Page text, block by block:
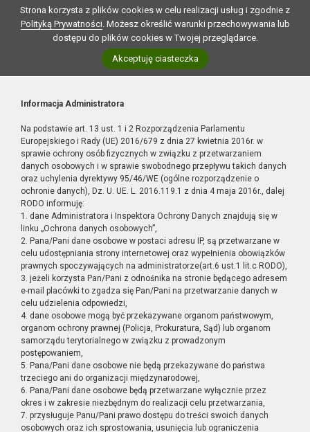
Strona korzysta z plików cookies w celu realizacji usług i zgodnie z
Polityką Prywatności. Możesz określić warunki przechowywania lub
dostępu do plików cookies w Twojej przeglądarce.
Akceptuję ciasteczka
Informacja Administratora
Na podstawie art. 13 ust. 1 i 2 Rozporządzenia Parlamentu
Europejskiego i Rady (UE) 2016/679 z dnia 27 kwietnia 2016r. w
sprawie ochrony osób fizycznych w związku z przetwarzaniem
danych osobowych i w sprawie swobodnego przepływu takich danych
oraz uchylenia dyrektywy 95/46/WE (ogólne rozporządzenie o
ochronie danych), Dz. U. UE. L. 2016.119.1 z dnia 4 maja 2016r., dalej
RODO informuję:
1. dane Administratora i Inspektora Ochrony Danych znajdują się w
linku „Ochrona danych osobowych”,
2. Pana/Pani dane osobowe w postaci adresu IP, są przetwarzane w
celu udostępniania strony internetowej oraz wypełnienia obowiązków
prawnych spoczywających na administratorze(art.6 ust.1 lit.c RODO),
3. jeżeli korzysta Pan/Pani z odnośnika na stronie będącego adresem
e-mail placówki to zgadza się Pan/Pani na przetwarzanie danych w
celu udzielenia odpowiedzi,
4. dane osobowe mogą być przekazywane organom państwowym,
organom ochrony prawnej (Policja, Prokuratura, Sąd) lub organom
samorządu terytorialnego w związku z prowadzonym
postępowaniem,
5. Pana/Pani dane osobowe nie będą przekazywane do państwa
trzeciego ani do organizacji międzynarodowej,
6. Pana/Pani dane osobowe będą przetwarzane wyłącznie przez
okres i w zakresie niezbędnym do realizacji celu przetwarzania,
7. przysługuje Panu/Pani prawo dostępu do treści swoich danych
osobowych oraz ich sprostowania, usunięcia lub ograniczenia